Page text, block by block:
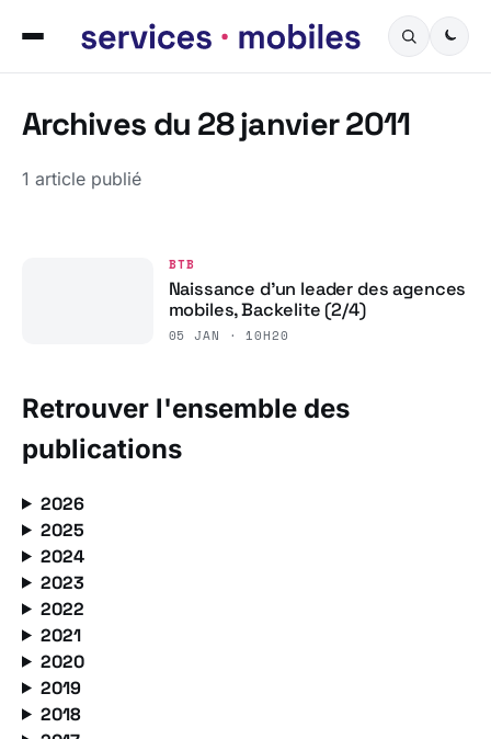
Archives du 28 janvier 2011
1 article publié
BTB
Naissance d’un leader des agences
mobiles, Backelite (2/4)
05 JAN · 10H20
Retrouver l'ensemble des
publications
2026
2025
2024
2023
2022
2021
2020
2019
2018